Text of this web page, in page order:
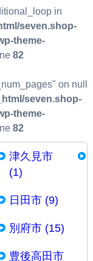
in
seven.shop-
theme-
82
on null
seven.shop-
theme-
82
津久見市
(1)
日田市 (9)
別府市 (15)
豊後高田市